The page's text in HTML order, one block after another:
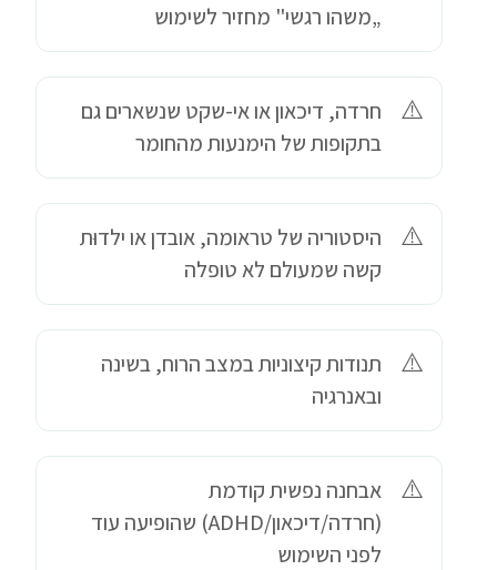
„משהו רגשי" מחזיר לשימוש
חרדה, דיכאון או אי-שקט שנשארים גם
בתקופות של הימנעות מהחומר
היסטוריה של טראומה, אובדן או ילדוּת
קשה שמעולם לא טופלה
תנודות קיצוניות במצב הרוח, בשינה
ובאנרגיה
אבחנה נפשית קודמת
(חרדה/דיכאון/ADHD) שהופיעה עוד
לפני השימוש